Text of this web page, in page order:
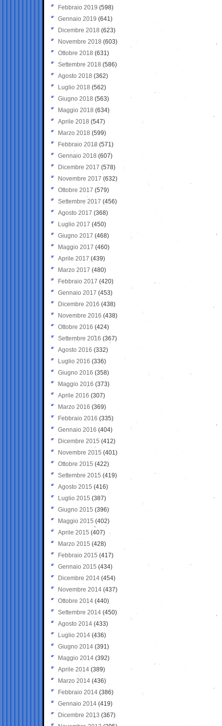
Febbraio 2019 (598)
Gennaio 2019 (641)
Dicembre 2018 (623)
Novembre 2018 (603)
Ottobre 2018 (631)
Settembre 2018 (586)
Agosto 2018 (362)
Luglio 2018 (562)
Giugno 2018 (563)
Maggio 2018 (634)
Aprile 2018 (547)
Marzo 2018 (599)
Febbraio 2018 (571)
Gennaio 2018 (607)
Dicembre 2017 (578)
Novembre 2017 (632)
Ottobre 2017 (579)
Settembre 2017 (456)
Agosto 2017 (368)
Luglio 2017 (450)
Giugno 2017 (468)
Maggio 2017 (460)
Aprile 2017 (439)
Marzo 2017 (480)
Febbraio 2017 (420)
Gennaio 2017 (453)
Dicembre 2016 (438)
Novembre 2016 (438)
Ottobre 2016 (424)
Settembre 2016 (367)
Agosto 2016 (332)
Luglio 2016 (336)
Giugno 2016 (358)
Maggio 2016 (373)
Aprile 2016 (307)
Marzo 2016 (369)
Febbraio 2016 (335)
Gennaio 2016 (404)
Dicembre 2015 (412)
Novembre 2015 (401)
Ottobre 2015 (422)
Settembre 2015 (419)
Agosto 2015 (416)
Luglio 2015 (387)
Giugno 2015 (396)
Maggio 2015 (402)
Aprile 2015 (407)
Marzo 2015 (428)
Febbraio 2015 (417)
Gennaio 2015 (434)
Dicembre 2014 (454)
Novembre 2014 (437)
Ottobre 2014 (440)
Settembre 2014 (450)
Agosto 2014 (433)
Luglio 2014 (436)
Giugno 2014 (391)
Maggio 2014 (392)
Aprile 2014 (389)
Marzo 2014 (436)
Febbraio 2014 (386)
Gennaio 2014 (419)
Dicembre 2013 (367)